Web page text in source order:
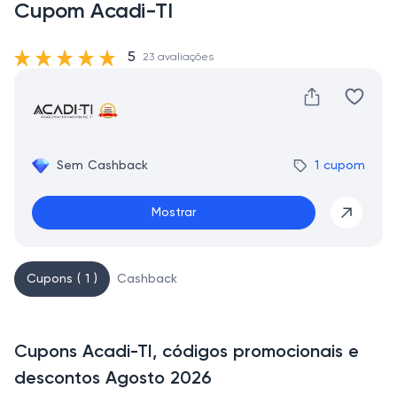
Cupom Acadi-TI
Sem Cashback 1 cupom
Mostrar
5 23 avaliações
Cupons ( 1 ) Cashback
Cupons Acadi-TI, códigos promocionais e
descontos Agosto 2026